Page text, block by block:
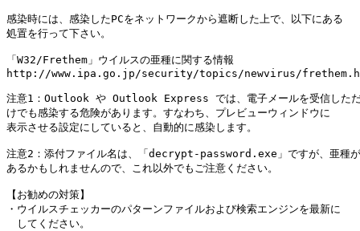
感染時には、感染したPCをネットワークから遮断した上で、以下にある
処置を行って下さい。
「W32/Frethem」ウイルスの亜種に関する情報
http://www.ipa.go.jp/security/topics/newvirus/
注意1：Outlook や Outlook Express では、電子メールを受信した
けでも感染する危険があります。すなわち、プレビューウィンドウに
表示させる設定にしていると、自動的に感染します。
注意2：添付ファイル名は、「decrypt-password.exe」ですが、亜種が
あるかもしれませんので、これ以外でもご注意ください。
【お勧めの対策】
・ウイルスチェッカーのパターンファイルおよび検索エンジンを最新に
してください。